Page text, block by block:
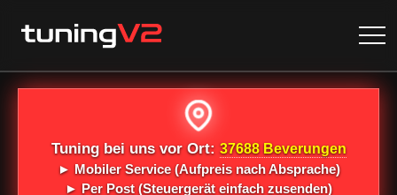
Tuning bei uns vor Ort: 37688 Beverungen
► Mobiler Service(Aufpreis nach Absprache)
►Per Post(Steuergerät einfach zusenden)